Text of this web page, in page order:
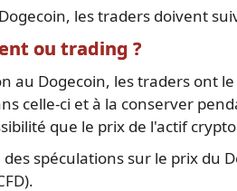
les traders doivent
ou trading ?
au Dogecoin, les traders ont
celle-ci et à la conserver
que le prix de l'actif
spéculations sur le prix du